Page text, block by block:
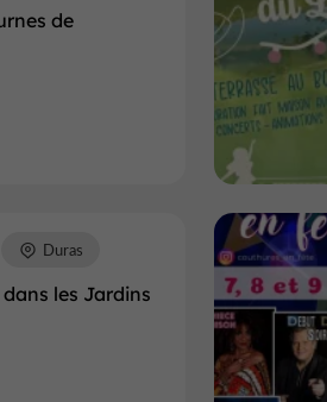
de
les Jardins
Duras